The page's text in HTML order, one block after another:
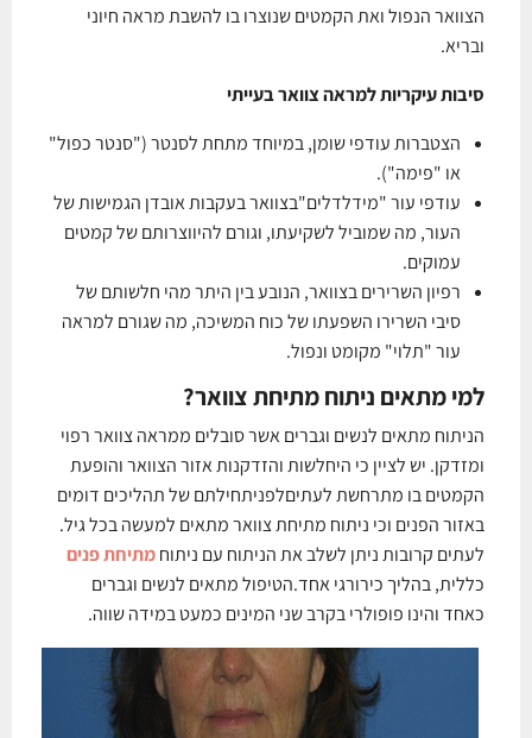
הצוואר הנפול ואת הקמטים שנוצרו בו להשבת מראה חיוני
ובריא.
סיבות עיקריות למראה צוואר בעייתי
הצטברות עודפי שומן, במיוחד מתחת לסנטר ("סנטר כפול"
או "פימה").
עודפי עור "מידלדלים"בצוואר בעקבות אובדן הגמישות של
העור, מה שמוביל לשקיעתו, וגורם להיווצרותם של קמטים
עמוקים.
רפיון השרירים בצוואר, הנובע בין היתר מהי חלשותם של
סיבי השרירו השפעתו של כוח המשיכה, מה שגורם למראה
עור "תלוי" מקומט ונפול.
למי מתאים ניתוח מתיחת צוואר?
הניתוח מתאים לנשים וגברים אשר סובלים ממראה צוואר רפוי
ומזדקן. יש לציין כי היחלשות והזדקנות אזור הצוואר והופעת
הקמטים בו מתרחשת לעתיםלפניתחילתם של תהליכים דומים
באזור הפנים וכי ניתוח מתיחת צוואר מתאים למעשה בכל גיל.
לעתים קרובות ניתן לשלב את הניתוח עם ניתוחמתיחת פנים
כללית, בהליך כירורגי אחד.הטיפול מתאים לנשים וגברים
כאחד והינו פופולרי בקרב שני המינים כמעט במידה שווה.